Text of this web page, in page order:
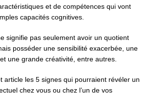
et de compétences qui vont
capacités cognitives.
signifie pas seulement avoir un quotient
posséder une sensibilité exacerbée, une
une grande créativité, entre autres.
article les 5 signes qui pourraient révéler un
chez vous ou chez l’un de vos